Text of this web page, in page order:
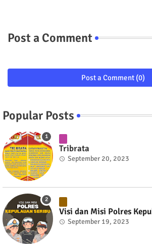
Post a Comment
Post a Comment (0)
Popular Posts
Tribrata
September 20, 2023
Visi dan Misi Polres
September 19, 2023